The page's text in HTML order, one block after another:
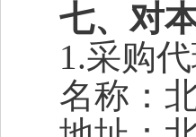
七、对
1.采购
名称：